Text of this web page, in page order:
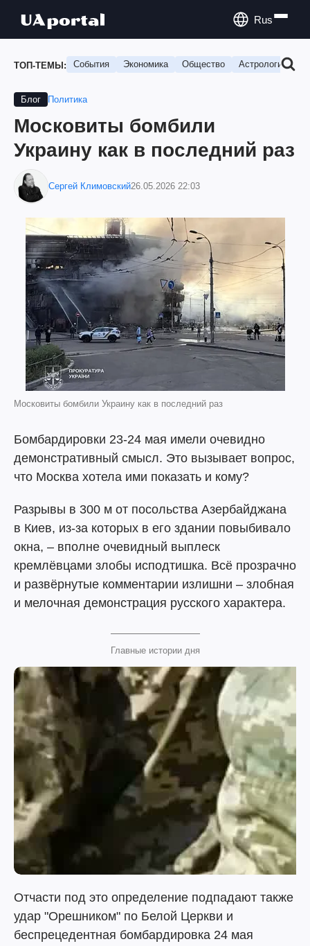
Rus
ТОП-ТЕМЫ: События Экономика Общество Астрология
Блог Политика
Московиты бомбили
Украину как в последний раз
Сергей Климовский26.05.2026 22:03
Московиты бомбили Украину как в последний раз
Бомбардировки 23-24 мая имели очевидно
демонстративный смысл. Это вызывает вопрос,
что Москва хотела ими показать и кому?
Разрывы в 300 м от посольства Азербайджана
в Киев, из-за которых в его здании повыбивало
окна, – вполне очевидный выплеск
кремлёвцами злобы исподтишка. Всё прозрачно
и развёрнутые комментарии излишни – злобная
и мелочная демонстрация русского характера.
Главные истории дня
Отчасти под это определение подпадают также
удар "Орешником" по Белой Церкви и
беспрецедентная бомбардировка 24 мая